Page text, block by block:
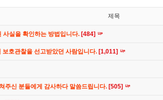
제목
사실을 확인하는 방법입니다. [484]
호관찰을 선고받았던 사람입니다. [1,011]
주신 분들에게 감사하다 말씀드립니다. [505]